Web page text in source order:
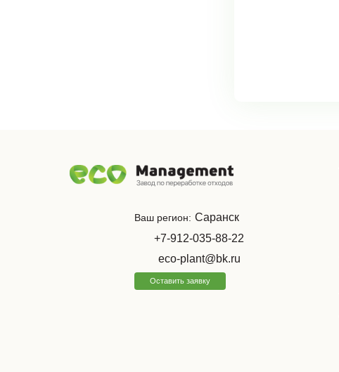
Ваш регион: Саранск
+7-912-035-88-22
eco-plant@bk.ru
Оставить заявку